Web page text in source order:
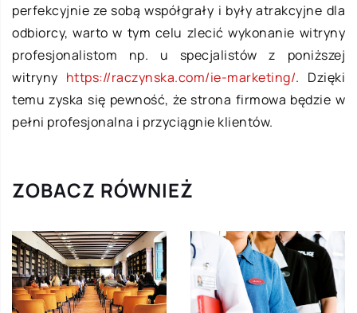
perfekcyjnie ze sobą współgrały i były atrakcyjne dla
odbiorcy, warto w tym celu zlecić wykonanie witryny
profesjonalistom np. u specjalistów z poniższej
witryny https://raczynska.com/ie-marketing/. Dzięki
temu zyska się pewność, że strona firmowa będzie w
pełni profesjonalna i przyciągnie klientów.
ZOBACZ RÓWNIEŻ